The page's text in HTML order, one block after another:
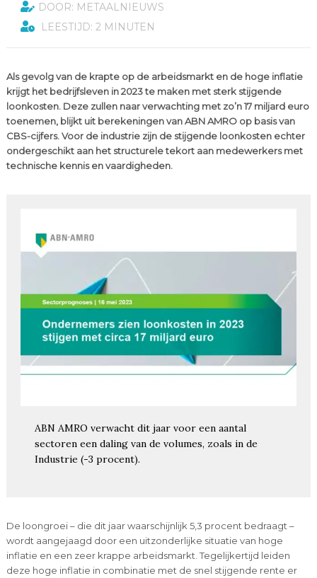
DOOR: METAALNIEUWS
LEESTIJD: 2 MINUTEN
Als gevolg van de krapte op de arbeidsmarkt en de hoge inflatie
krijgt het bedrijfsleven in 2023 te maken met sterk stijgende
loonkosten. Deze zullen naar verwachting met zo’n 17 miljard euro
toenemen, blijkt uit berekeningen van ABN AMRO op basis van
CBS-cijfers. Voor de industrie zijn de stijgende loonkosten echter
ondergeschikt aan het structurele tekort aan medewerkers met
technische kennis en vaardigheden.
ABN AMRO verwacht dit jaar voor een aantal
sectoren een daling van de volumes, zoals in de
Industrie (-3 procent).
De loongroei – die dit jaar waarschijnlijk 5,3 procent bedraagt –
wordt aangejaagd door een uitzonderlijke situatie van hoge
inflatie en een zeer krappe arbeidsmarkt. Tegelijkertijd leiden
deze hoge inflatie in combinatie met de snel stijgende rente er